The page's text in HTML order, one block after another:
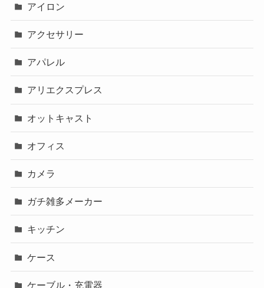
アイロン
アクセサリー
アパレル
アリエクスプレス
オットキャスト
オフィス
カメラ
ガチ雑多メーカー
キッチン
ケース
ケーブル・充電器